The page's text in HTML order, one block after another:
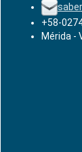
+58-
Mérida -